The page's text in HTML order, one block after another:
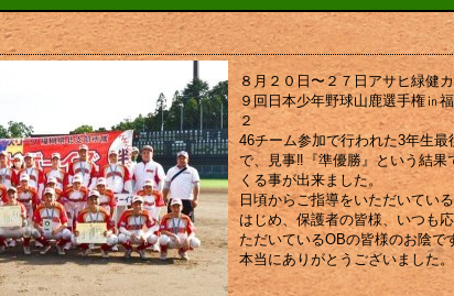
８月２０日〜２７日アサヒ緑健
９回日本少年野球山鹿選手権㏌
２
46チーム参加で行われた3年生最
で、見事‼︎『準優勝』という結果
くる事が出来ました。
日頃からご指導をいただいてい
はじめ、保護者の皆様、いつも
ただいているOBの皆様のお陰で
本当にありがとうございました。